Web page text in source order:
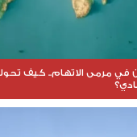
في مرمى الاتهام.. كيف